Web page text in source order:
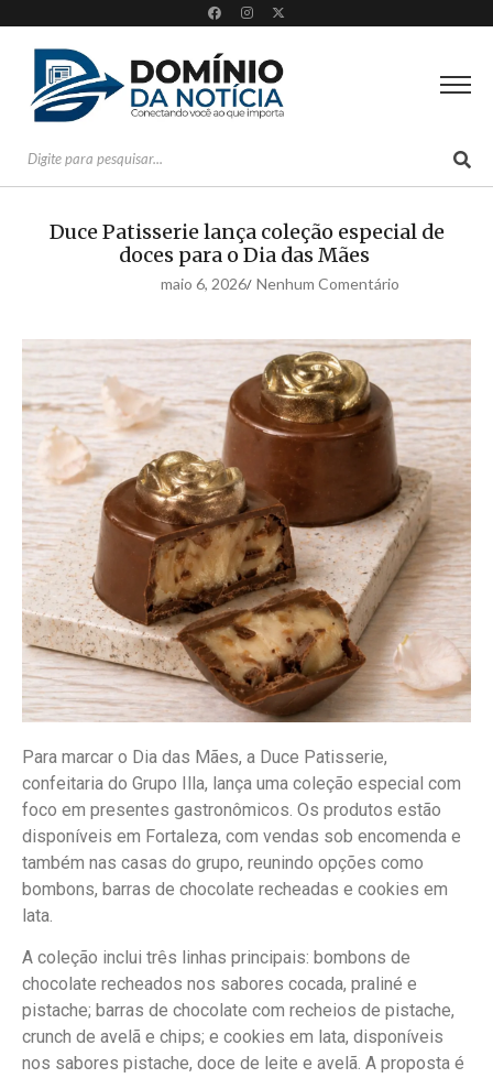
Duce Patisserie lança coleção especial de
doces para o Dia das Mães
maio 6, 2026/ Nenhum Comentário
Para marcar o Dia das Mães, a Duce Patisserie,
confeitaria do Grupo Illa, lança uma coleção especial com
foco em presentes gastronômicos. Os produtos estão
disponíveis em Fortaleza, com vendas sob encomenda e
também nas casas do grupo, reunindo opções como
bombons, barras de chocolate recheadas e cookies em
lata.
A coleção inclui três linhas principais: bombons de
chocolate recheados nos sabores cocada, praliné e
pistache; barras de chocolate com recheios de pistache,
crunch de avelã e chips; e cookies em lata, disponíveis
nos sabores pistache, doce de leite e avelã. A proposta é